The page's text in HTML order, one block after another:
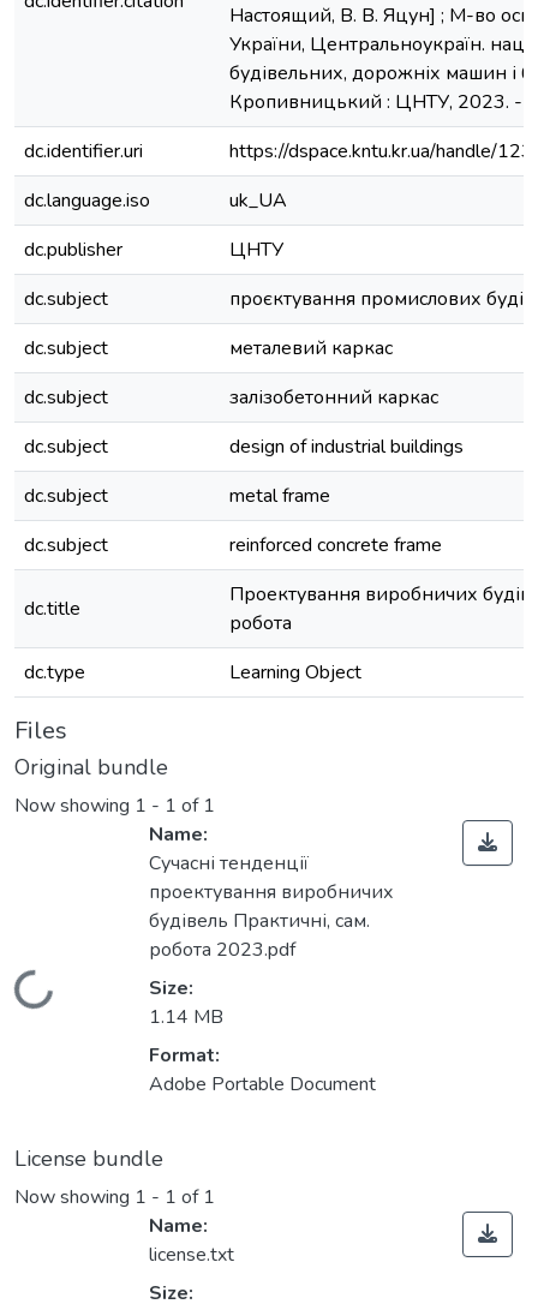
Настоящий, В. В. Яцун] ; М-во
України, Центральноукраїн. нац.
будівельних, дорожніх машин і
Кропивницький : ЦНТУ, 2023. -
dc.identifier.uri
https://dspace.kntu.kr.ua/handle/
dc.language.iso
uk_UA
dc.publisher
ЦНТУ
dc.subject
проєктування промислових
dc.subject
металевий каркас
dc.subject
залізобетонний каркас
dc.subject
design of industrial buildings
dc.subject
metal frame
dc.subject
reinforced concrete frame
dc.title
Проектування виробничих
робота
dc.type
Learning Object
Files
Original bundle
Now showing 1 - 1 of 1
Loading...
Name:
Сучасні тенденції
проектування виробничих
будівель Практичні, сам.
робота 2023.pdf
Size:
1.14 MB
Format:
Adobe Portable Document
License bundle
Now showing 1 - 1 of 1
Name:
license.txt
Size: